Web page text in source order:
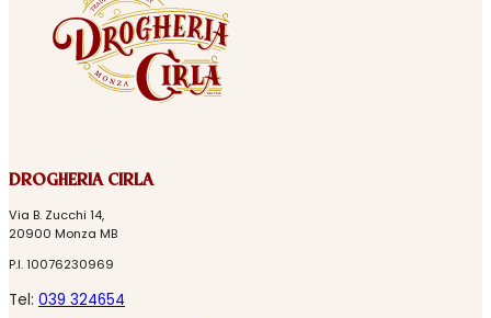
DROGHERIA CIRLA
Via B. Zucchi 14,
20900 Monza MB
P.I. 10076230969
Tel: 039 324654